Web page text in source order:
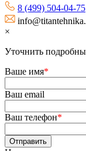
8 (499) 504-04-75
×
Уточнить
Ваше имя*
Ваш email
Ваш телефон*